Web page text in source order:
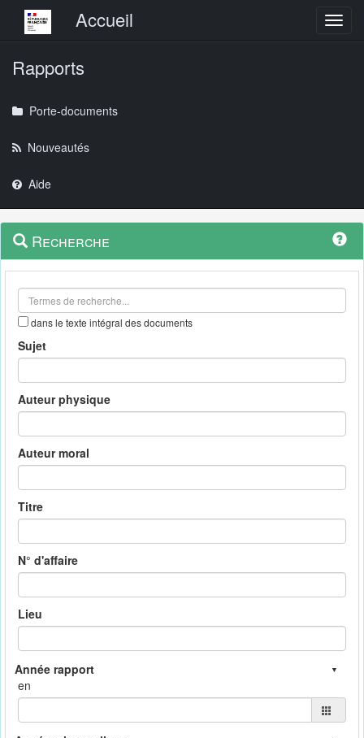
Menu principalAccueil
Rapports
Porte-documents
Nouveautés
Aide
Navigation
outils
Menu
contextuel
Recherche
dans le texte intégral des documents
Sujet
Auteur physique
Auteur moral
Titre
N° d'affaire
Lieu
en